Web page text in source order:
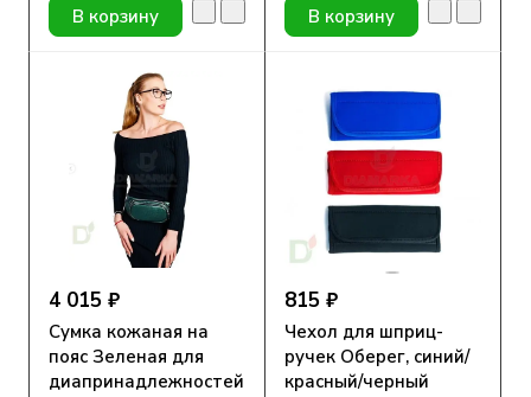
В корзину В корзину
4 015 ₽
Сумка кожаная на
пояс Зеленая для
диапринадлежностей
815 ₽
Чехол для шприц-
ручек Оберег, синий/
красный/черный